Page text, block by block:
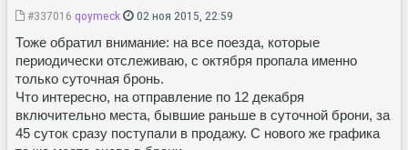
#337016 qoymeck 02 ноя 2015, 22:59
Тоже обратил внимание: на все поезда, которые
периодически отслеживаю, с октября пропала именно
только суточная бронь.
Что интересно, на отправление по 12 декабря
включительно места, бывшие раньше в суточной брони, за
45 суток сразу поступали в продажу. С нового же графика